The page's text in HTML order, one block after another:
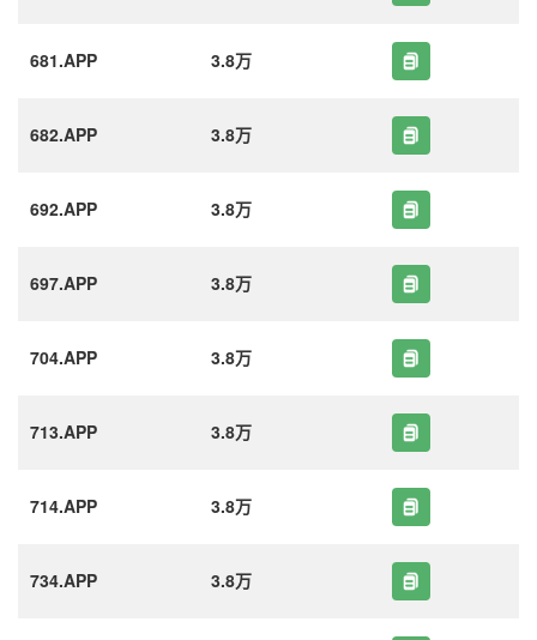
681.APP 3.8万
682.APP 3.8万
692.APP 3.8万
697.APP 3.8万
704.APP 3.8万
713.APP 3.8万
714.APP 3.8万
734.APP 3.8万